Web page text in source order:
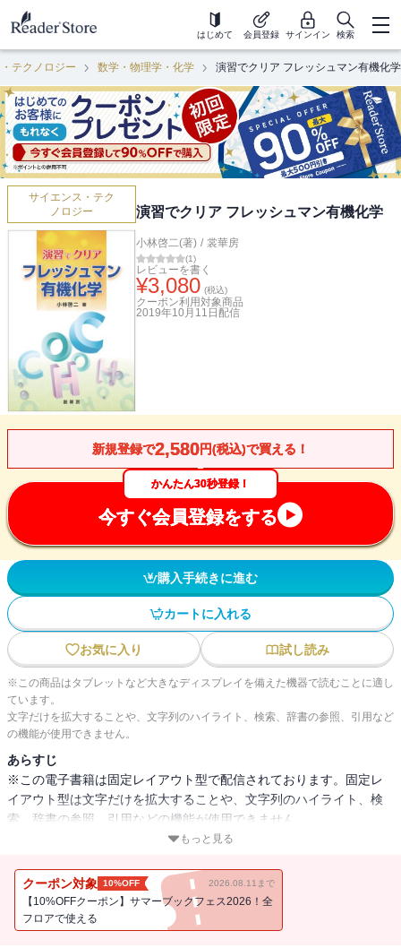
はじめて 会員登録 サインイン 検索
テクノロジー 数学・物理学・化学 演習でクリア フレッシュマン有機化学
サイエンス・テク
ノロジー
演習でクリア フレッシュマン有機化学
小林啓二(著) / 裳華房
(1)
レビューを書く
¥3,080 (税込)
クーポン利用対象商品
2019年10月11日 配信
新規登録で2,580円(税込)で買える！
かんたん30秒登録！
今すぐ会員登録をする
購入手続きに進む
カートに入れる
お気に入り 試し読み
※この商品はタブレットなど大きなディスプレイを備えた機器で読むことに適し
ています。
文字だけを拡大することや、文字列のハイライト、検索、辞書の参照、引用など
の機能が使用できません。
あらすじ
※この電子書籍は固定レイアウト型で配信されております。固定レ
イアウト型は文字だけを拡大することや、文字列のハイライト、検
索、辞書の参照、引用などの機能が使用できません。
基礎的な有機反応まで、最も重要な題材を精選し、じっくりと丁寧
に解説した。ポイント・ポイントに織り込まれた数多くの演習問題
に取り組むことによって、自らの到達度を確認しながら効率的に学
もっと見る
クーポン対象 10%OFF 2026.08.11まで
【10%OFFクーポン】サマーブックフェス2026！全
フロアで使える
新刊通知